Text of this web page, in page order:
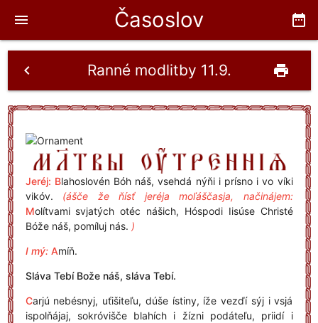
Časoslov date_range
menu
Ranné modlitby 11.9.
chevron_left print
Jeréj: Blahoslovén Bóh náš, vsehdá nýňi i prísno i vo víki
vikóv. (ášče že ňísť jeréja moľáščasja, načinájem:
Molítvami svjatých otéc nášich, Hóspodi Iisúse Christé
Bóže náš, pomíluj nás. )
I mý: Amíň.
Sláva Tebí Bože náš, sláva Tebí.
Carjú nebésnyj, uťišiteľu, dúše ístiny, íže vezďí sýj i vsjá
ispolňájaj, sokróvišče blahích i žízni podáteľu, priidí i